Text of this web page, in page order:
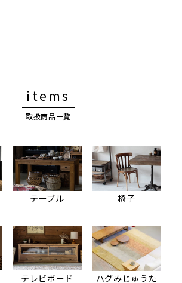
items
取扱商品一覧
テーブル 椅子
テレビボード
ハグみじゅうた